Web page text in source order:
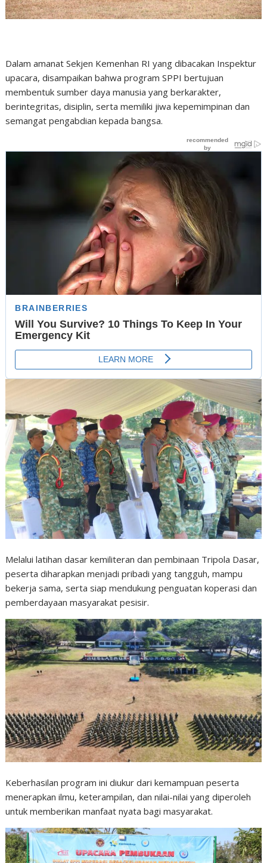
Dalam amanat Sekjen Kemenhan RI yang dibacakan Inspektur
upacara, disampaikan bahwa program SPPI bertujuan
membentuk sumber daya manusia yang berkarakter,
berintegritas, disiplin, serta memiliki jiwa kepemimpinan dan
semangat pengabdian kepada bangsa.
Melalui latihan dasar kemiliteran dan pembinaan Tripola Dasar,
peserta diharapkan menjadi pribadi yang tangguh, mampu
bekerja sama, serta siap mendukung penguatan koperasi dan
pemberdayaan masyarakat pesisir.
Keberhasilan program ini diukur dari kemampuan peserta
menerapkan ilmu, keterampilan, dan nilai-nilai yang diperoleh
untuk memberikan manfaat nyata bagi masyarakat.